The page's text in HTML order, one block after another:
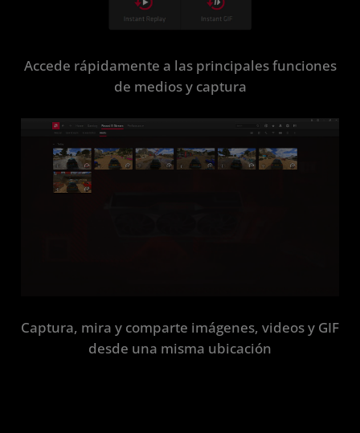
Accede rápidamente a las principales funciones
de medios y captura
Captura, mira y comparte imágenes, videos y GIF
desde una misma ubicación